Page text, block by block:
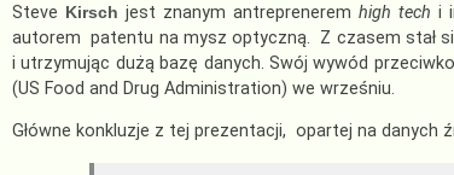
Steve Kirsch jest znanym antreprenerem high tech i
autorem patentu na mysz optyczną. Z czasem stał
i utrzymując dużą bazę danych. Swój wywód
(US Food and Drug Administration) we wrześniu.
Główne konkluzje z tej prezentacji, opartej na danych